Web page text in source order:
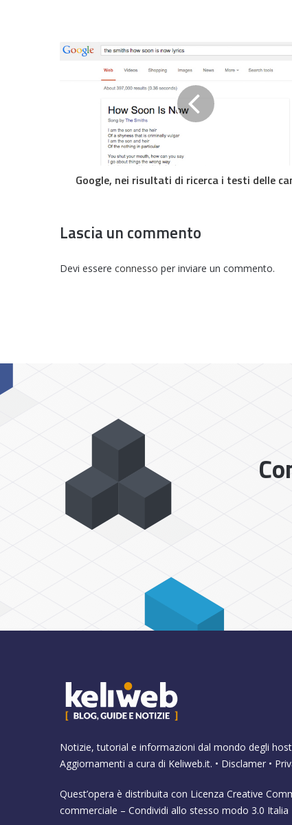
Google, nei risultati di ricerca i testi delle
Lascia un commento
Devi essere connesso per inviare un commento.
Notizie, tutorial e informazioni dal mondo degli
Aggiornamenti a cura di Keliweb.it. • Disclamer •
Quest’opera è distribuita con Licenza Creative
commerciale – Condividi allo stesso modo 3.0 Italia